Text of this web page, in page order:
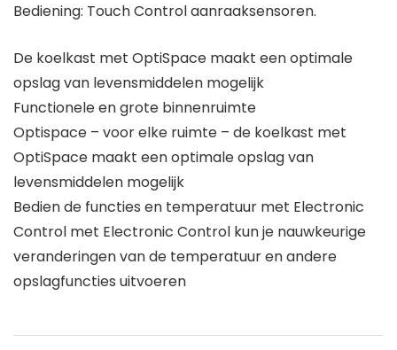
Bediening: Touch Control aanraaksensoren.
De koelkast met OptiSpace maakt een optimale
opslag van levensmiddelen mogelijk
Functionele en grote binnenruimte
Optispace – voor elke ruimte – de koelkast met
OptiSpace maakt een optimale opslag van
levensmiddelen mogelijk
Bedien de functies en temperatuur met Electronic
Control met Electronic Control kun je nauwkeurige
veranderingen van de temperatuur en andere
opslagfuncties uitvoeren